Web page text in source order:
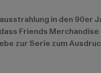
in den 90er
Friends
zur Serie zum